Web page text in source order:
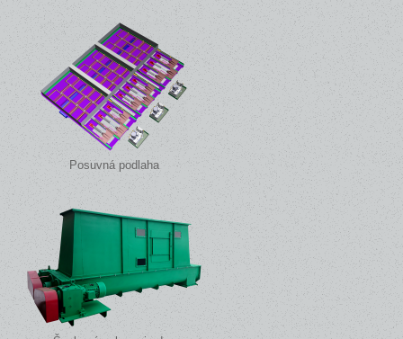
Posuvná podlaha